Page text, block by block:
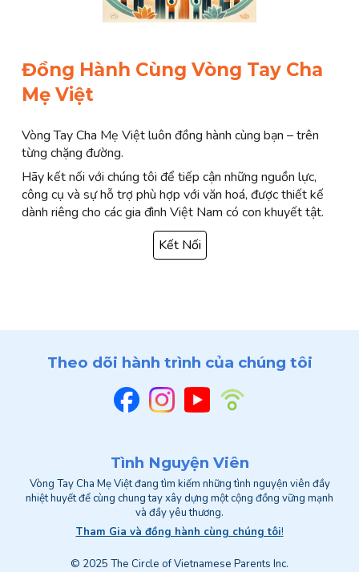
Đồng Hành Cùng Vòng Tay Cha
Mẹ Việt
Vòng Tay Cha Mẹ Việt luôn đồng hành cùng bạn – trên
từng chặng đường.
Hãy kết nối với chúng tôi để tiếp cận những nguồn lực,
công cụ và sự hỗ trợ phù hợp với văn hoá, được thiết kế
dành riêng cho các gia đình Việt Nam có con khuyết tật.
Kết Nối
Theo dõi hành trình của chúng tôi
Tình Nguyện Viên
Vòng Tay Cha Mẹ Việt đang tìm kiếm những tình nguyện viên đầy
nhiệt huyết để cùng chung tay xây dựng một cộng đồng vững mạnh
và đầy yêu thương.
Tham Gia và đồng hành cùng chúng tôi!
© 2025 The Circle of Vietnamese Parents Inc.